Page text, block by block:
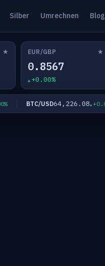
Silber Umrechnen Blog
★ EUR/GBP ★
0.8567
+0.00%
BTC/USD64,226.08 +0.00%